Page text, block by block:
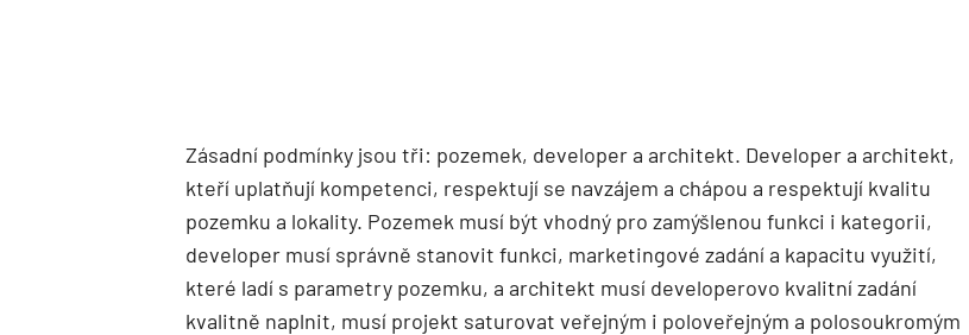
Zásadní podmínky jsou tři: pozemek, developer a architekt. Developer a architekt,
kteří uplatňují kompetenci, respektují se navzájem a chápou a respektují kvalitu
pozemku a lokality. Pozemek musí být vhodný pro zamýšlenou funkci i kategorii,
developer musí správně stanovit funkci, marketingové zadání a kapacitu využití,
které ladí s parametry pozemku, a architekt musí developerovo kvalitní zadání
kvalitně naplnit, musí projekt saturovat veřejným i poloveřejným a polosoukromým